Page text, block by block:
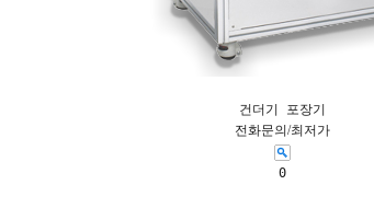
건더기 포장기
전화문의/최저가
0